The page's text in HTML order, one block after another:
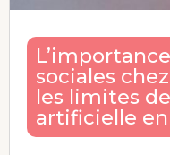
sociales
les limites
artificielle